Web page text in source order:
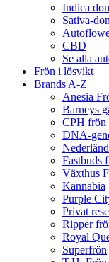
Indica
Sativa-
CBD
Se alla
Frön i lösvikt
Brands A-Z
Anesia
Barneys
CPH frön
DNA-
Fastbuds
Växthus
Kannabia
Purple
Privat
Ripper
Royal
Superfrön